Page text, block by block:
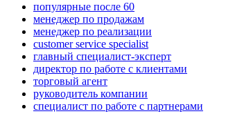
популярные после 60
менеджер по продажам
менеджер по реализации
customer service specialist
главный специалист-эксперт
директор по работе с клиентами
торговый агент
руководитель компании
специалист по работе с партнерами